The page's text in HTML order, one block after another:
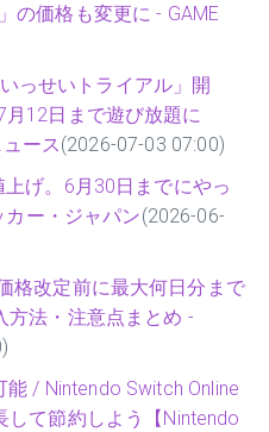
の価格も変更に - GAME
っせいトライアル」開
12日まで遊び放題に
ュース(2026-07-03 07:00)
げ。6月30日までにやっ
ー・ジャパン(2026-06-
格改定前に最大何日分まで
方法・注意点まとめ -
/ Nintendo Switch Online
て節約しよう【Nintendo